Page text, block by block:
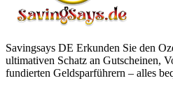
Savingsays DE Erkunden Sie den
ultimativen Schatz an Gutscheinen,
fundierten Geldsparführern – alles